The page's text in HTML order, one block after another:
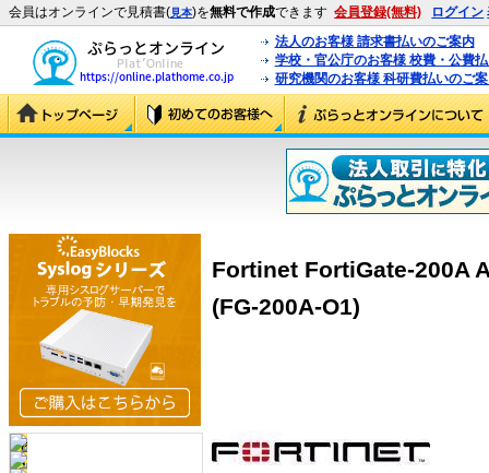
会員はオンラインで見積書(見本)を無料で作成できます 会員登録(無料) ログイン
法人のお客様 請求書払いのご案内
学校・官公庁のお客様 校費・公費
研究機関のお客様 科研費払いのご
Fortinet FortiGate-200A
(FG-200A-O1)